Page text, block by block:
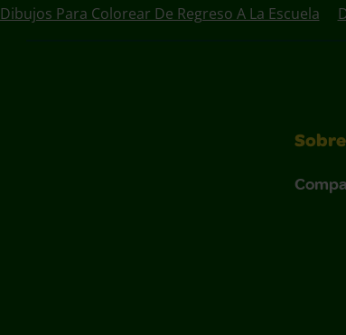
Dibujos Para Colorear De Regreso A La Escuela